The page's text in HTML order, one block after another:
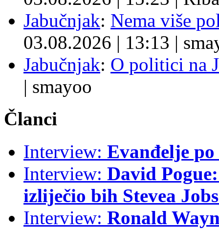
Jabučnjak: Nema više
03.08.2026 | 13:13 |
Jabučnjak: O politici na
| smayoo
Članci
Interview: Evanđelje
Interview: David
izliječio bih Stevea
Interview: Ronald